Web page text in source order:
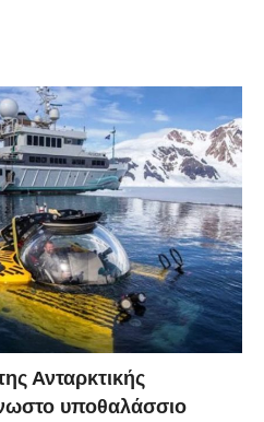
Ανταρκτικής
υποθαλάσσιο